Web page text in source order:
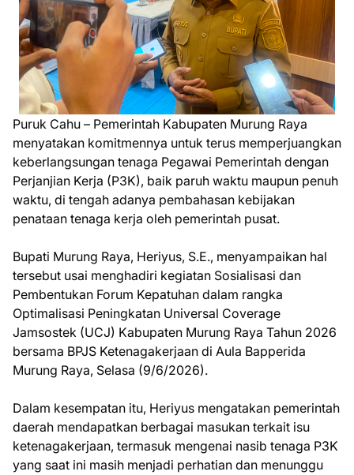
Puruk Cahu – Pemerintah Kabupaten Murung Raya
menyatakan komitmennya untuk terus memperjuangkan
keberlangsungan tenaga Pegawai Pemerintah dengan
Perjanjian Kerja (P3K), baik paruh waktu maupun penuh
waktu, di tengah adanya pembahasan kebijakan
penataan tenaga kerja oleh pemerintah pusat.
Bupati Murung Raya, Heriyus, S.E., menyampaikan hal
tersebut usai menghadiri kegiatan Sosialisasi dan
Pembentukan Forum Kepatuhan dalam rangka
Optimalisasi Peningkatan Universal Coverage
Jamsostek (UCJ) Kabupaten Murung Raya Tahun 2026
bersama BPJS Ketenagakerjaan di Aula Bapperida
Murung Raya, Selasa (9/6/2026).
Dalam kesempatan itu, Heriyus mengatakan pemerintah
daerah mendapatkan berbagai masukan terkait isu
ketenagakerjaan, termasuk mengenai nasib tenaga P3K
yang saat ini masih menjadi perhatian dan menunggu